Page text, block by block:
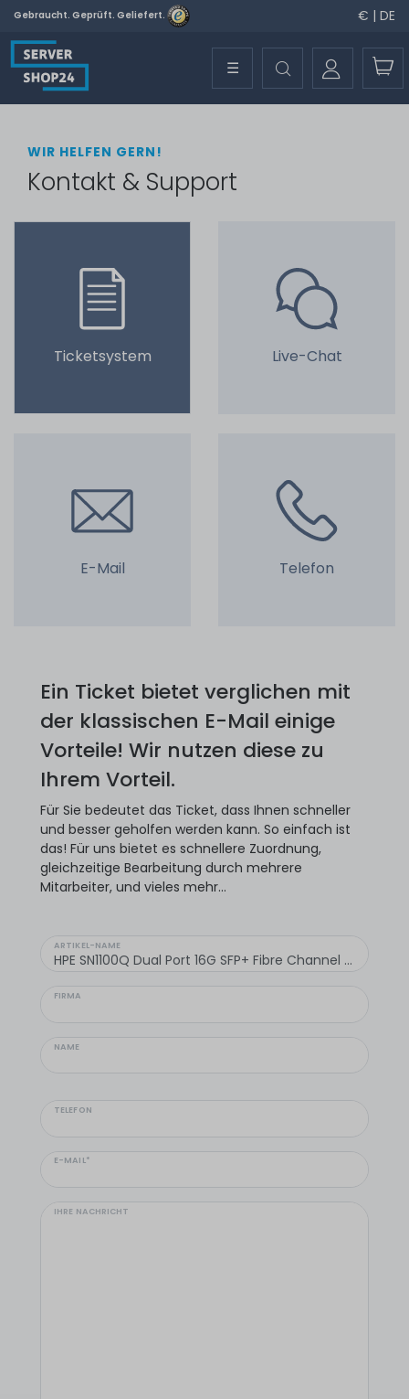
Gebraucht. Geprüft. Geliefert. € | DE
☰
WIR HELFEN GERN!
Kontakt & Support
Ticketsystem Live-Chat
E-Mail Telefon
Ein Ticket bietet verglichen mit
der klassischen E-Mail einige
Vorteile! Wir nutzen diese zu
Ihrem Vorteil.
Für Sie bedeutet das Ticket, dass Ihnen schneller
und besser geholfen werden kann. So einfach ist
das! Für uns bietet es schnellere Zuordnung,
gleichzeitige Bearbeitung durch mehrere
Mitarbeiter, und vieles mehr...
ARTIKEL-NAME
FIRMA
NAME
TELEFON
E-MAIL*
IHRE NACHRICHT